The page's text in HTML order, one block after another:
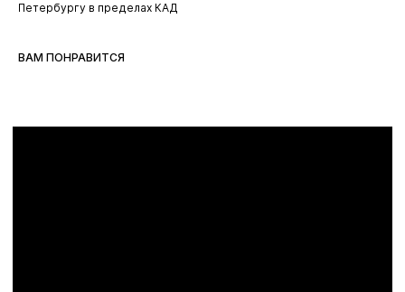
Петербургу в пределах КАД
ВАМ ПОНРАВИТСЯ